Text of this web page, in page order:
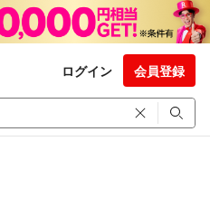
ログイン 会員登録